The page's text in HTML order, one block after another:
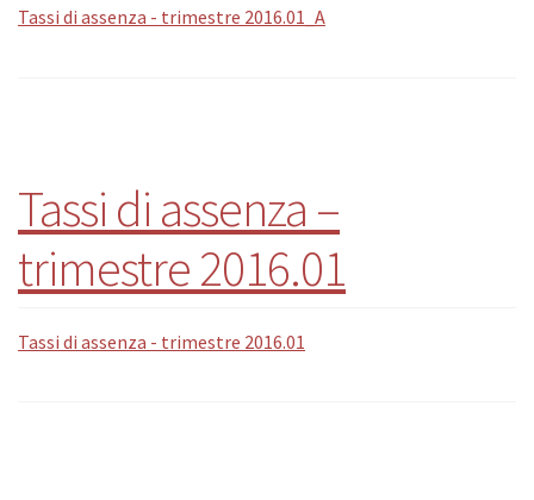
Tassi di assenza - trimestre 2016.01_A
Tassi di assenza –
trimestre 2016.01
Tassi di assenza - trimestre 2016.01